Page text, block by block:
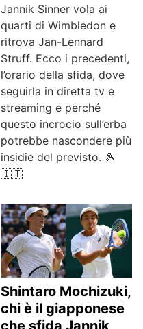
Jannik Sinner vola ai
quarti di Wimbledon e
ritrova Jan-Lennard
Struff. Ecco i precedenti,
l’orario della sfida, dove
seguirla in diretta tv e
streaming e perché
questo incrocio sull’erba
potrebbe nascondere più
insidie del previsto. 🎾
🇮🇹
Shintaro Mochizuki,
chi è il giapponese
che sfida Jannik